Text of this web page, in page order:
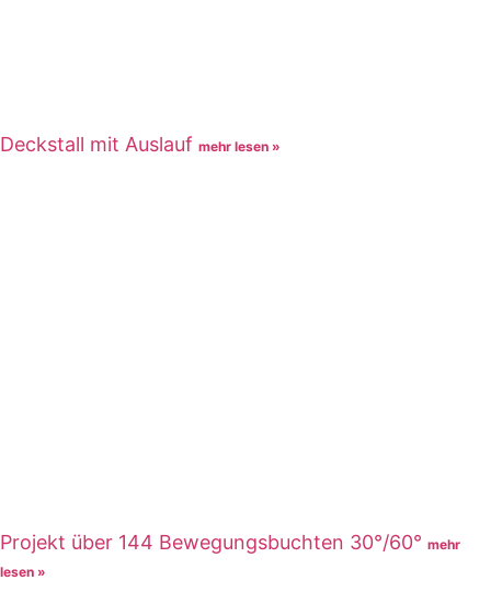
Deckstall mit Auslauf mehr lesen »
Projekt über 144 Bewegungsbuchten 30°/60° mehr
lesen »